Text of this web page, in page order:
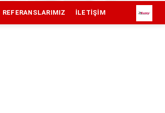
REFERANSLARIMIZ İLETIŞIM